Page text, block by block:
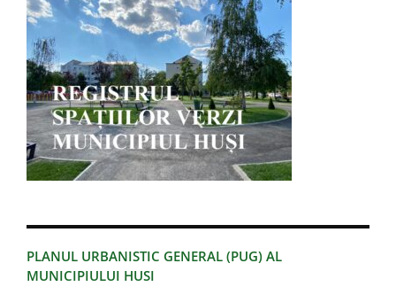
PLANUL URBANISTIC GENERAL (PUG) AL
MUNICIPIULUI HUSI